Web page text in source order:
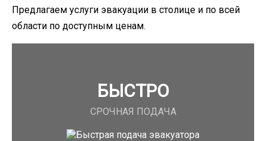
Предлагаем услуги эвакуации в столице и по всей
области по доступным ценам.
БЫСТРО
СРОЧНАЯ ПОДАЧА